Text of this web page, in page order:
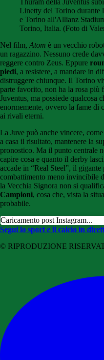
Thuram della Juventus
Linetty del Torino durante
e Torino all'Allianz
Torino, Italia. (Foto di
Nel film, Atom è un vecchio
un ragazzino. Nessuno crede
reggere contro Zeus. Eppure
piedi, a resistere, a mandare in
distruggere chiunque. Il Torino
parte favorito, non ha la rosa più
Juventus, ma possiede qualcosa
enormemente, ovvero la fame di
ai rivali eterni.
La Juve può anche vincere,
a casa il risultato, mantenere la
pronostico. Ma il punto centrale
capire cosa e quanto il derby
accade in “Real Steel”, il
combattimento meno invincibile
la Vecchia Signora non si
Campioni, cosa che, vista la
probabile.
Caricamento post Instagram...
Segui lo sport e il calcio in
© RIPRODUZIONE